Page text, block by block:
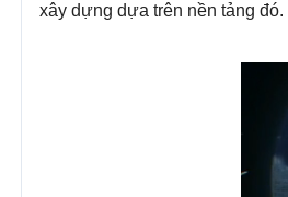
xây dựng dựa trên nền tảng